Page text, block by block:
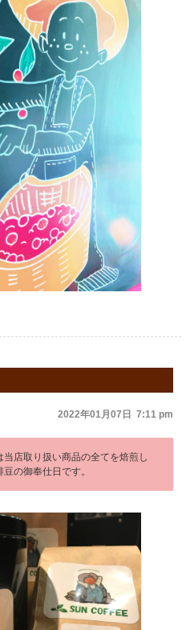
2022年01月07日 7:11 pm
当店取り扱い商品の全てを焙煎し
の御奉仕日です。